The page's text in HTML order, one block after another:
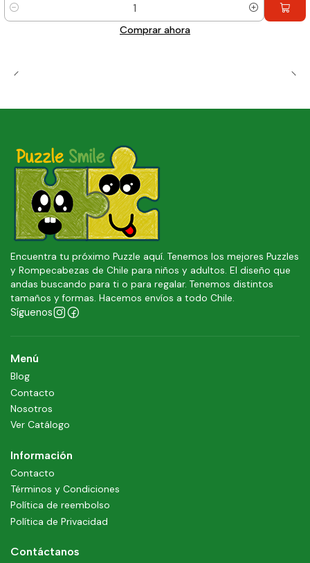
Cantidad
Comprar ahora
Encuentra tu próximo Puzzle aquí. Tenemos los mejores Puzzles
y Rompecabezas de Chile para niños y adultos. El diseño que
andas buscando para ti o para regalar. Tenemos distintos
tamaños y formas. Hacemos envíos a todo Chile.
Síguenos
Menú
Blog
Contacto
Nosotros
Ver Catálogo
Información
Contacto
Términos y Condiciones
Política de reembolso
Política de Privacidad
Contáctanos